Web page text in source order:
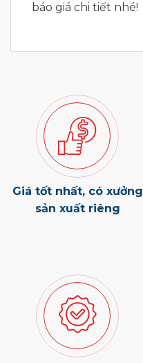
báo giá chi tiết nhé!
Giá tốt nhất, có xưởng
sản xuất riêng